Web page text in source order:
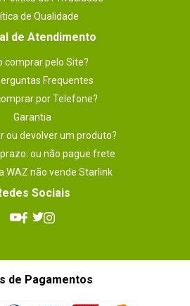
consumível: Cartucho de toner e unidade
da CPU (MhZ): 600
Sim
Mac, Linux
frente e verso: Não
de varredura interpolada † (max. dpi):
dpi
de digitalização para dispositivos
de digitalização óptica (dpi máx.): 1200
de digitalização: Monocromática e
de Qualidade
de Atendimento
comprar pelo Site?
Frequentes
por Telefone?
Garantia
ou devolver um produto?
ou não pague frete
WAZ não vende Starlink
Sociais
de Pagamentos